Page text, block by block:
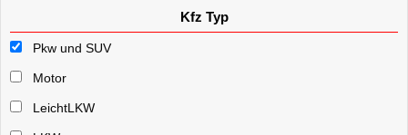
Kfz Typ
Pkw und SUV
Motor
LeichtLKW